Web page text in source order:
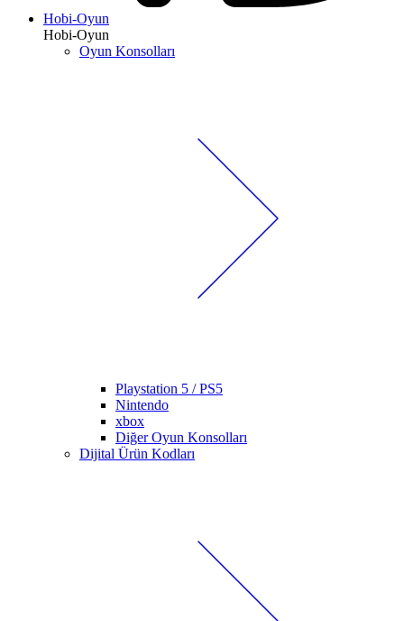
Hobi-Oyun
Hobi-Oyun
Oyun Konsolları
Playstation 5 / PS5
Nintendo
xbox
Diğer Oyun Konsolları
Dijital Ürün Kodları